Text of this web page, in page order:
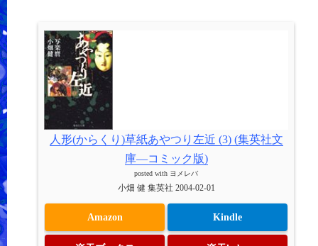
人形(からくり)草紙あやつり左近 (3) (集英社文
庫―コミック版)
posted with ヨメレバ
小畑 健 集英社 2004-02-01
Amazon Kindle